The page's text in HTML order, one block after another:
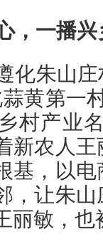
，一播兴
化朱山
黄第一
村产业
新农人
基，以
，让朱
丽敏，也